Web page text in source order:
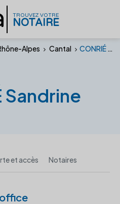
TROUVEZ VOTRE
NOTAIRE
Alpes Cantal CONRIÉ Sandrine
Sandrine
et accès Notaires